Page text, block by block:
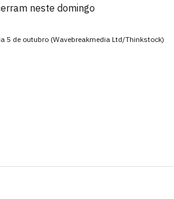
neste domingo
5 de outubro (Wavebreakmedia Ltd/Thinkstock)